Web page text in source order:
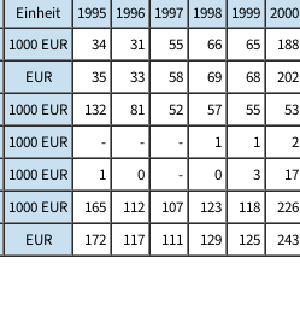
Einheit 1995 1996 1997 1998 1999 2000
1000 EUR 34 31 55 66 65 188
EUR 35 33 58 69 68 202
1000 EUR 132 81 52 57 55 53
1000 EUR - - - 1 1 2
1000 EUR 1 0 - 0 3 17
1000 EUR 165 112 107 123 118 226
EUR 172 117 111 129 125 243